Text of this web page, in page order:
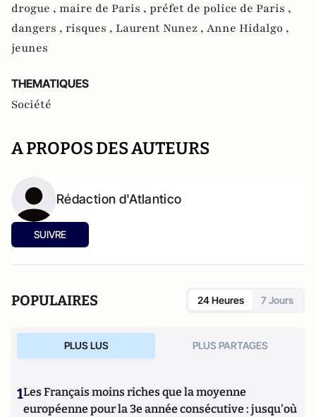
drogue , maire de Paris , préfet de police de Paris ,
dangers , risques , Laurent Nunez , Anne Hidalgo ,
jeunes
THEMATIQUES
Société
A PROPOS DES AUTEURS
Rédaction d'Atlantico
SUIVRE
POPULAIRES 24 Heures 7 Jours
PLUS LUS PLUS PARTAGES
1Les Français moins riches que la moyenne
européenne pour la 3e année consécutive : jusqu'où